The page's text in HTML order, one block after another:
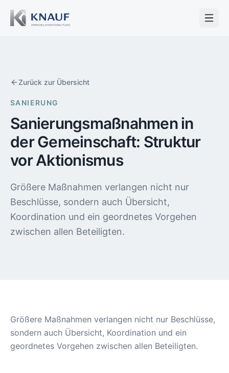
Zurück zur Übersicht
SANIERUNG
Sanierungsmaßnahmen in
der Gemeinschaft: Struktur
vor Aktionismus
Größere Maßnahmen verlangen nicht nur
Beschlüsse, sondern auch Übersicht,
Koordination und ein geordnetes Vorgehen
zwischen allen Beteiligten.
Größere Maßnahmen verlangen nicht nur Beschlüsse,
sondern auch Übersicht, Koordination und ein
geordnetes Vorgehen zwischen allen Beteiligten.